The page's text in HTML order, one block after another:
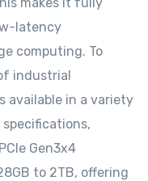
latency
computing. To
industrial
available in a variety
Gen3x4
to 2TB, offering